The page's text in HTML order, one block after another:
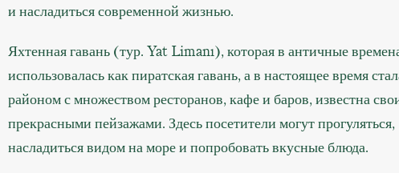
и насладиться современной жизнью.
Яхтенная гавань (тур. Yat Limanı), которая в античные
использовалась как пиратская гавань, а в настоящее время
районом с множеством ресторанов, кафе и баров, известна
прекрасными пейзажами. Здесь посетители могут прогуляться,
насладиться видом на море и попробовать вкусные блюда.